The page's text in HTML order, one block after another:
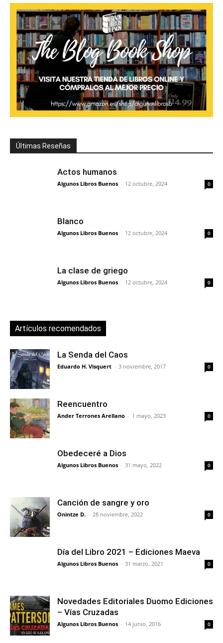
Últimas Reseñas
Actos humanos
Algunos Libros Buenos - 12 octubre, 2024 0
Blanco
Algunos Libros Buenos - 12 octubre, 2024 0
La clase de griego
Algunos Libros Buenos - 12 octubre, 2024 0
Artículos recomendados
La Senda del Caos
Eduardo H. Visquert - 3 noviembre, 2017 0
Reencuentro
Ander Terrones Arellano - 1 mayo, 2023 0
Obedeceré a Dios
Algunos Libros Buenos - 31 mayo, 2022 0
Canción de sangre y oro
Onintze D. - 28 noviembre, 2022 0
Día del Libro 2021 – Ediciones Maeva
Algunos Libros Buenos - 31 marzo, 2021 0
Novedades Editoriales Duomo Ediciones
– Vías Cruzadas
Algunos Libros Buenos - 14 junio, 2016 0